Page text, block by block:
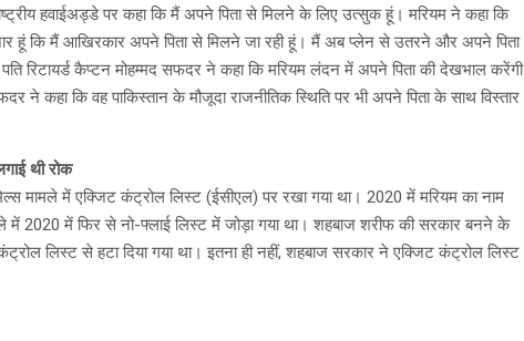
हवाईअड्डे पर कहा कि मैं अपने पिता से मिलने के लिए उत्सुक हूं। मरियम ने कहा कि
हूं कि मैं आखिरकार अपने पिता से मिलने जा रही हूं। मैं अब प्लेन से उतरने और अपने पिता
रिटायर्ड कैप्टन मोहम्मद सफदर ने कहा कि मरियम लंदन में अपने पिता की देखभाल करेंगी
ने कहा कि वह पाकिस्तान के मौजूदा राजनीतिक स्थिति पर भी अपने पिता के साथ विस्तार
थी रोक
मामले में एक्जिट कंट्रोल लिस्ट (ईसीएल) पर रखा गया था। 2020 में मरियम का नाम
में 2020 में फिर से नो-फ्लाई लिस्ट में जोड़ा गया था। शहबाज शरीफ की सरकार बनने के
लिस्ट से हटा दिया गया था। इतना ही नहीं, शहबाज सरकार ने एक्जिट कंट्रोल लिस्ट